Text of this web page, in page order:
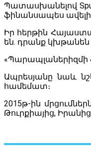
Պատասխանելով
ֆինանսապես ավելի
Իր հերթին
են. դրանք կխթանեն
«Պարապլաներիզմի
Ապրեսյանը նաև
համեմատ։
2015թ-ին
Թուրքիայից,